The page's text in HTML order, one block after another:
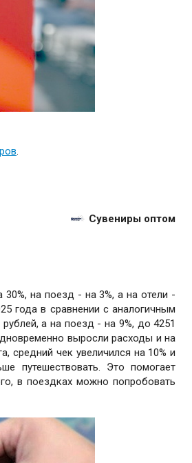
Сувениры оптом
на поезд - на 3%, а на отели -
года в сравнении с аналогичным
а на поезд - на 9%, до 4251
выросли расходы и на
средний чек увеличился на 10% и
путешествовать. Это помогает
в поездках можно попробовать